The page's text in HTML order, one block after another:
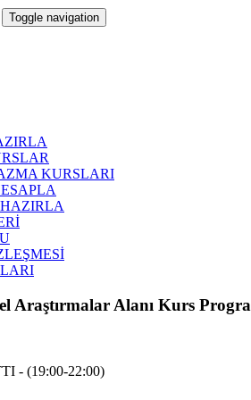
Toggle navigation
KURSLARI
Araştırmalar Alanı Kurs
- (19:00-22:00)